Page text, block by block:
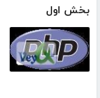
بخش اول